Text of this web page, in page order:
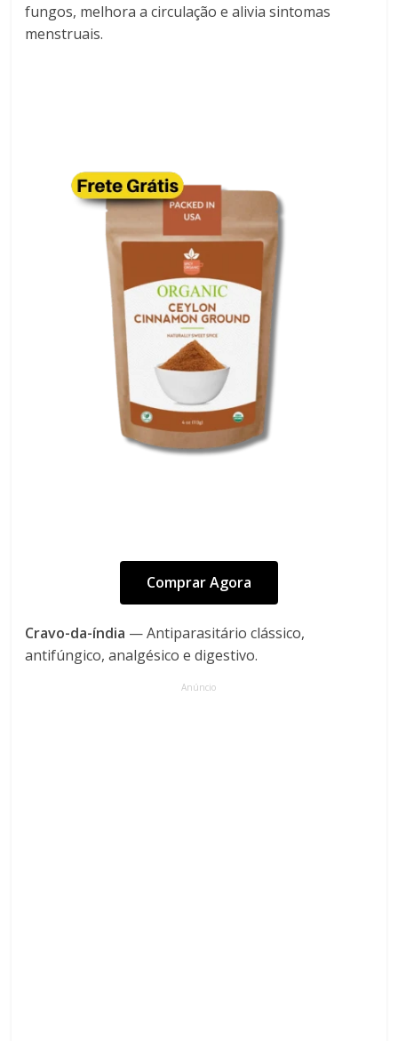
fungos, melhora a circulação e alivia sintomas
menstruais.
Comprar Agora
Cravo-da-índia — Antiparasitário clássico,
antifúngico, analgésico e digestivo.
Anúncio